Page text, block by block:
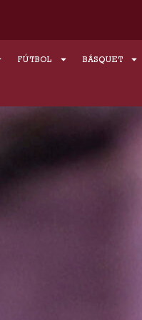
FÚTBOL BÁSQUET